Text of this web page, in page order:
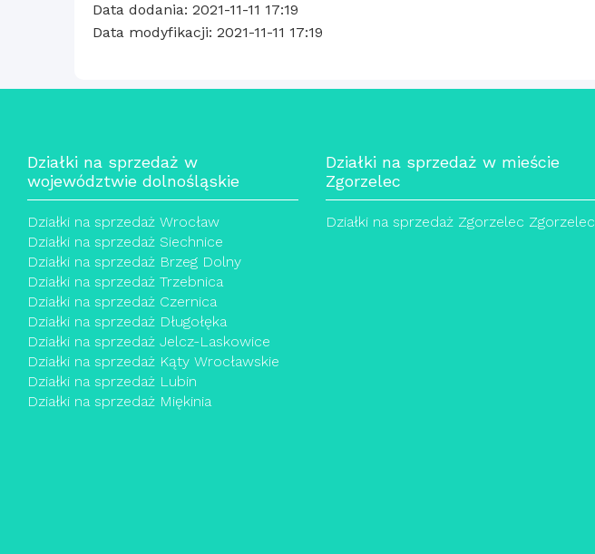
Data dodania: 2021-11-11 17:19
Data modyfikacji: 2021-11-11 17:19
Działki na sprzedaż w
województwie dolnośląskie
Działki na sprzedaż Wrocław
Działki na sprzedaż Siechnice
Działki na sprzedaż Brzeg Dolny
Działki na sprzedaż Trzebnica
Działki na sprzedaż Czernica
Działki na sprzedaż Długołęka
Działki na sprzedaż Jelcz-Laskowice
Działki na sprzedaż Kąty Wrocławskie
Działki na sprzedaż Lubin
Działki na sprzedaż Miękinia
Działki na sprzedaż w mieście
Zgorzelec
Działki na sprzedaż Zgorzelec Zgorzelec